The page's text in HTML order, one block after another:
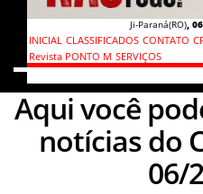
Ji-Paraná(RO),
INICIAL CLASSIFICADOS CONTATO
Revista PONTO M SERVIÇOS
Aqui você
notícias do
06/